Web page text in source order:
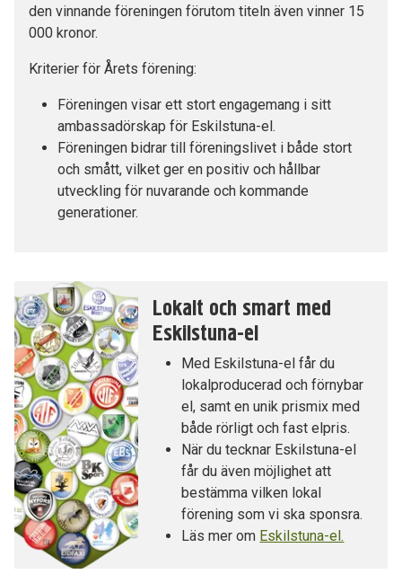
den vinnande föreningen förutom titeln även vinner 15
000 kronor.
Kriterier för Årets förening:
Föreningen visar ett stort engagemang i sitt
ambassadörskap för Eskilstuna-el.
Föreningen bidrar till föreningslivet i både stort
och smått, vilket ger en positiv och hållbar
utveckling för nuvarande och kommande
generationer.
Lokalt och smart med
Eskilstuna-el
Med Eskilstuna-el får du
lokalproducerad och förnybar
el, samt en unik prismix med
både rörligt och fast elpris.
När du tecknar Eskilstuna-el
får du även möjlighet att
bestämma vilken lokal
förening som vi ska sponsra.
Läs mer om Eskilstuna-el.